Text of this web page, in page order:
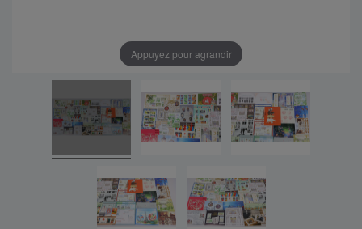
Appuyez pour agrandir